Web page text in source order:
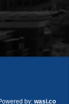
by: wasi.co